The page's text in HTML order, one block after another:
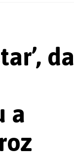
da
a